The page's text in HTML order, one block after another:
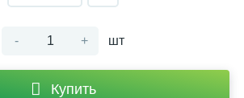
- + шт
Купить